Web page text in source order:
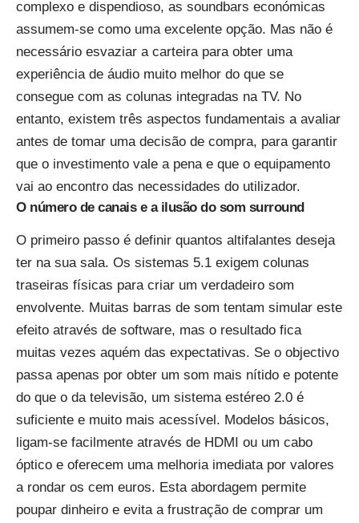
complexo e dispendioso, as soundbars económicas
assumem-se como uma excelente opção. Mas não é
necessário esvaziar a carteira para obter uma
experiência de áudio muito melhor do que se
consegue com as colunas integradas na TV. No
entanto, existem três aspectos fundamentais a avaliar
antes de tomar uma decisão de compra, para garantir
que o investimento vale a pena e que o equipamento
vai ao encontro das necessidades do utilizador.
O número de canais e a ilusão do som surround
O primeiro passo é definir quantos altifalantes deseja
ter na sua sala. Os sistemas 5.1 exigem colunas
traseiras físicas para criar um verdadeiro som
envolvente. Muitas barras de som tentam simular este
efeito através de software, mas o resultado fica
muitas vezes aquém das expectativas. Se o objectivo
passa apenas por obter um som mais nítido e potente
do que o da televisão, um sistema estéreo 2.0 é
suficiente e muito mais acessível. Modelos básicos,
ligam-se facilmente através de HDMI ou um cabo
óptico e oferecem uma melhoria imediata por valores
a rondar os cem euros. Esta abordagem permite
poupar dinheiro e evita a frustração de comprar um